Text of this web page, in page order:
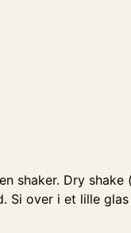
shaker. Dry
Si over i et lille